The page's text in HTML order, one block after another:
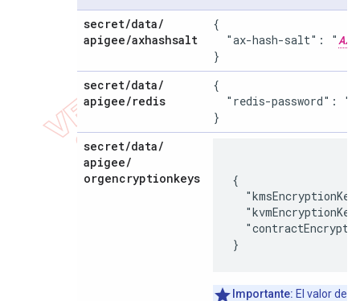
secret/data/
apigee/axhashsalt
{
  "ax-hash-salt": "
}
secret/data/
apigee/redis
{
  "redis-password": "
}
secret/data/
apigee/
orgencryptionkeys
{
}
Importante: El valor de